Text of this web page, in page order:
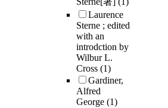
Laurence
Sterne ; edited
with an
introdction by
Wilbur L.
Cross (1)
Gardiner,
Alfred
George (1)